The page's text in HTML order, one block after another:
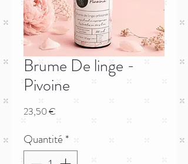
Brume De linge -
Pivoine
23,50 €
Quantité *